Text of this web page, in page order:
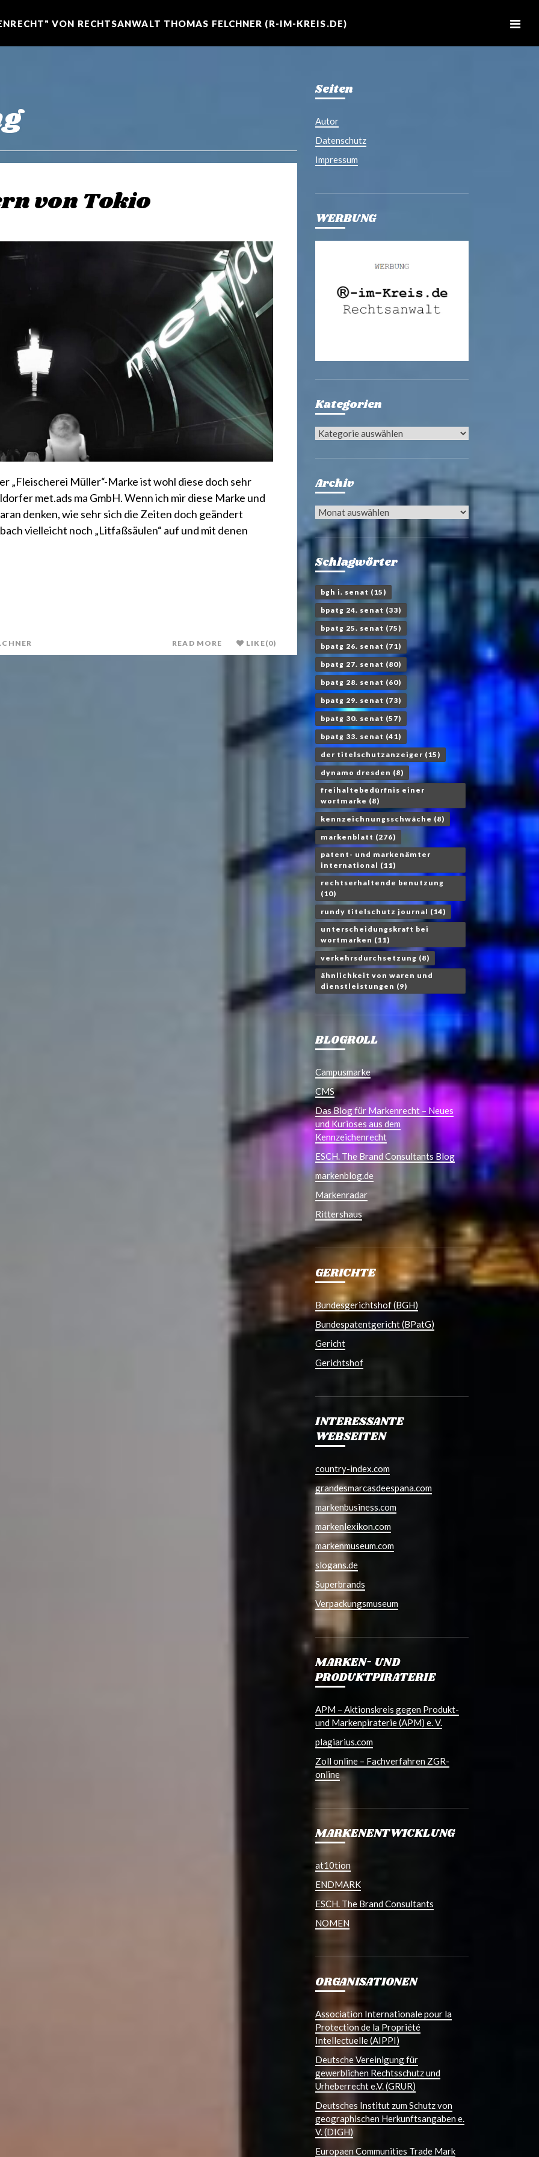
VON RECHTSANWALT THOMAS FELCHNER (R-IM-KREIS.DE)
von Tokio
„Fleischerei Müller“-Marke ist wohl diese doch sehr
met.ads ma GmbH. Wenn ich mir diese Marke und
denken, wie sehr sich die Zeiten doch geändert
vielleicht noch „Litfaßsäulen“ auf und mit denen
READ MORE LIKE(0)
Seiten
Autor
Datenschutz
Impressum
WERBUNG
Kategorien
Kategorien
Archiv
Archiv
Schlagwörter
bgh i. senat (15)
bpatg 24. senat (33)
bpatg 25. senat (75)
bpatg 26. senat (71)
bpatg 27. senat (80)
bpatg 28. senat (60)
bpatg 29. senat (73)
bpatg 30. senat (57)
bpatg 33. senat (41)
der titelschutzanzeiger (15)
dynamo dresden (8)
freihaltebedürfnis einer
wortmarke (8)
kennzeichnungsschwäche (8)
markenblatt (276)
patent- und markenämter
international (11)
rechtserhaltende benutzung
(10)
rundy titelschutz journal (14)
unterscheidungskraft bei
wortmarken (11)
verkehrsdurchsetzung (8)
ähnlichkeit von waren und
dienstleistungen (9)
BLOGROLL
Campusmarke
CMS
Das Blog für Markenrecht – Neues
und Kurioses aus dem
Kennzeichenrecht
ESCH. The Brand Consultants Blog
markenblog.de
Markenradar
Rittershaus
GERICHTE
Bundesgerichtshof (BGH)
Bundespatentgericht (BPatG)
Gericht
Gerichtshof
INTERESSANTE
WEBSEITEN
country-index.com
grandesmarcasdeespana.com
markenbusiness.com
markenlexikon.com
markenmuseum.com
slogans.de
Superbrands
Verpackungsmuseum
MARKEN- UND
PRODUKTPIRATERIE
APM – Aktionskreis gegen Produkt-
und Markenpiraterie (APM) e. V.
plagiarius.com
Zoll online – Fachverfahren ZGR-
online
MARKENENTWICKLUNG
at10tion
ENDMARK
ESCH. The Brand Consultants
NOMEN
ORGANISATIONEN
Association Internationale pour la
Protection de la Propriété
Intellectuelle (AIPPI)
Deutsche Vereinigung für
gewerblichen Rechtsschutz und
Urheberrecht e.V. (GRUR)
Deutsches Institut zum Schutz von
geographischen Herkunftsangaben e.
V. (DIGH)
Europaen Communities Trade Mark